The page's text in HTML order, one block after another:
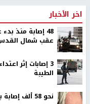
اخر الأخبار
48 إصابة منذ
عقب شمال
‏3 إصابات إثر
الطيبة
نحو 58 ألف إصابة بجدري الماء في قطاع غزة منذ بداية العام